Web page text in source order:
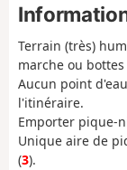
Terrain (très)
marche ou
Aucun point
l'itinéraire.
Emporter pique-
Unique aire de
(3).